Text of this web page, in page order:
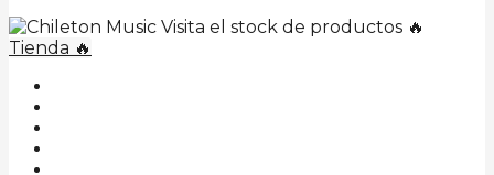
Visita el stock de productos 🔥
Tienda 🔥